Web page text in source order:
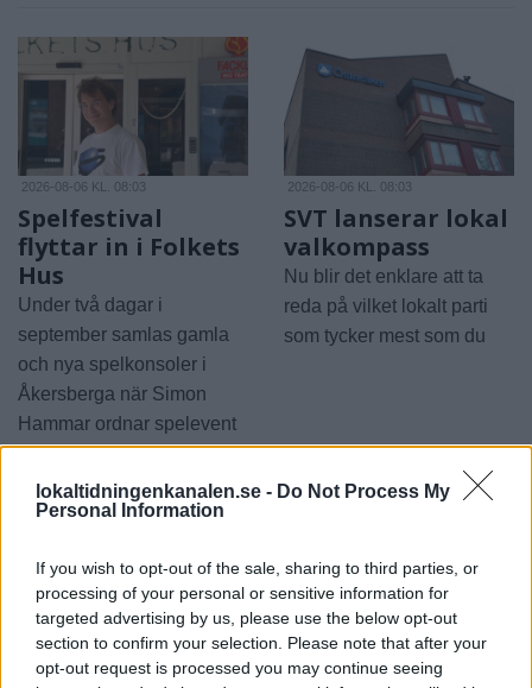
lokaltidningenkanalen.se - Do Not Process My
Personal Information
If you wish to opt-out of the sale, sharing to third parties, or
processing of your personal or sensitive information for
targeted advertising by us, please use the below opt-out
section to confirm your selection. Please note that after your
opt-out request is processed you may continue seeing
2026-08-06 KL. 08:03
Spelfestival
flyttar in i Folkets
Hus
Under två dagar i
september samlas gamla
och nya spelkonsoler i
Åkersberga när Simon
Hammar ordnar spelevent
2026-08-06 KL. 08:03
SVT lanserar lokal
valkompass
Nu blir det enklare att ta
reda på vilket lokalt parti
som tycker mest som du
REPORTAGE 2026-07-30 KL.
12:05
SPORT 2026-07-30 KL. 12:03
EM gav erfarenhet